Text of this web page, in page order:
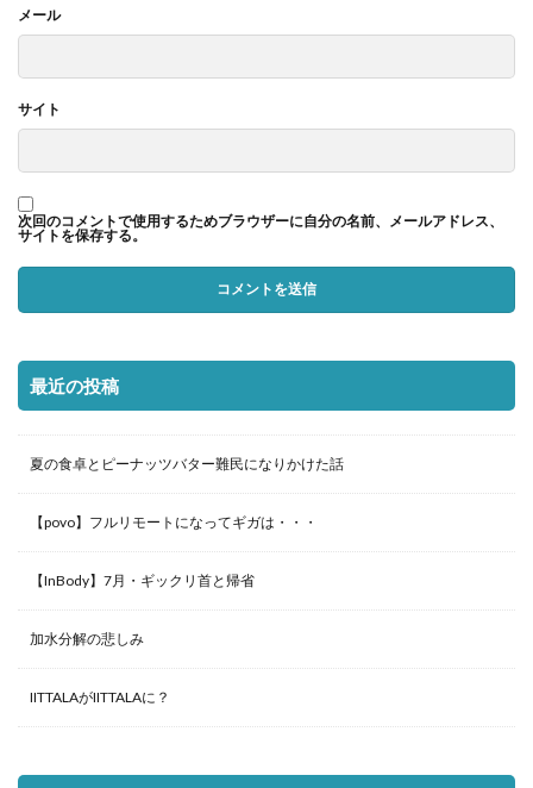
メール
サイト
次回のコメントで使用するためブラウザーに自分の名前、メールアドレス、
サイトを保存する。
最近の投稿
夏の食卓とピーナッツバター難民になりかけた話
【povo】フルリモートになってギガは・・・
【InBody】7月・ギックリ首と帰省
加水分解の悲しみ
IITTALAがIITTALAに？